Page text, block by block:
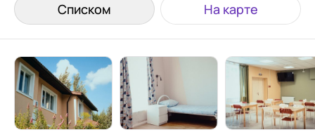
Списком На карте